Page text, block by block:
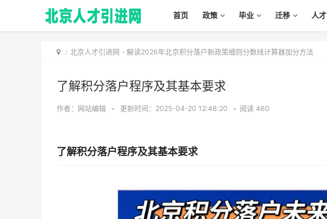
首页 政策 毕业 迁移 人才
北京人才引进网 - 解读2026年北京积分落户新政策细则分数线计算器加分方法
了解积分落户程序及其基本要求
作者：网站编辑 • 更新时间：2025-04-20 12:48:20 • 阅读 460
了解积分落户程序及其基本要求